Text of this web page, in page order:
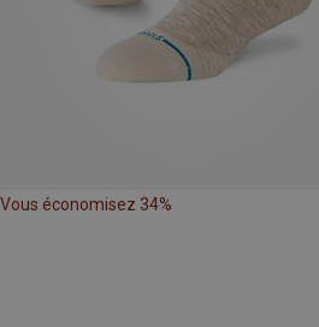
Vous économisez 34%